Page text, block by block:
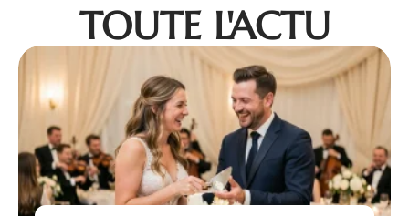
TOUTE L'ACTU